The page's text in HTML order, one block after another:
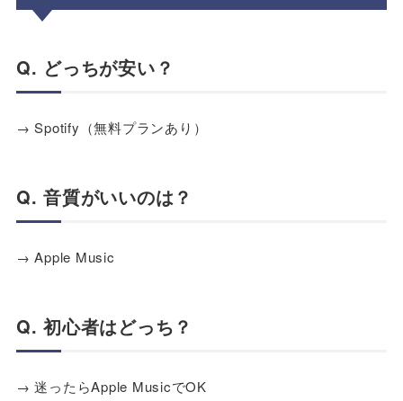
Q. どっちが安い？
→ Spotify（無料プランあり）
Q. 音質がいいのは？
→ Apple Music
Q. 初心者はどっち？
→ 迷ったらApple MusicでOK